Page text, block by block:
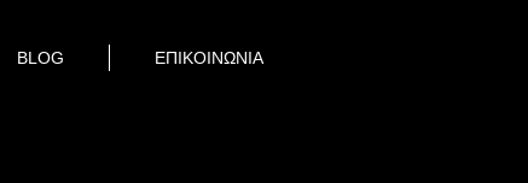
BLOG ΕΠΙΚΟΙΝΩΝΙΑ